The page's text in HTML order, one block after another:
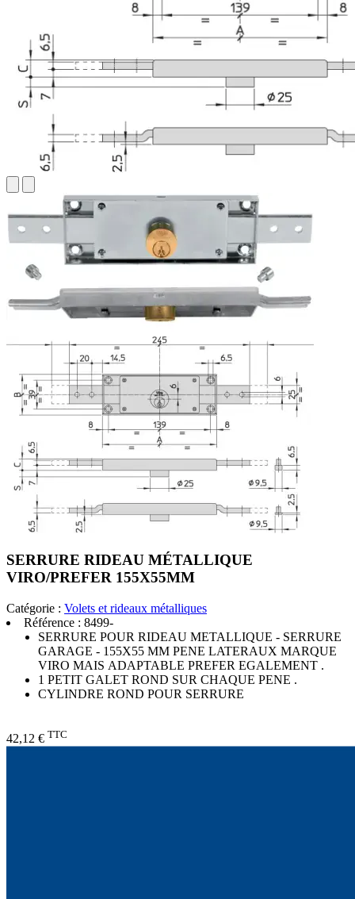
SERRURE RIDEAU MÉTALLIQUE
VIRO/PREFER 155X55MM
Catégorie : Volets et rideaux métalliques
Référence : 8499-
SERRURE POUR RIDEAU METALLIQUE - SERRURE
GARAGE - 155X55 MM PENE LATERAUX MARQUE
VIRO MAIS ADAPTABLE PREFER EGALEMENT .
1 PETIT GALET ROND SUR CHAQUE PENE .
CYLINDRE ROND POUR SERRURE
42,12 € TTC